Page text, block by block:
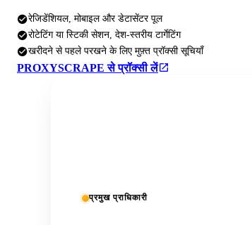
रेजिडेंशियल, मोबाइल और डेटासेंटर पूल
रोटेटिंग या स्टिकी सेशन, देश-स्तरीय टार्गेटिंग
खरीदने से पहले परखने के लिए मुफ़्त प्रॉक्सी सूचियाँ
PROXYSCRAPE से प्रॉक्सी लें
प्रमुख प्राधिकारी